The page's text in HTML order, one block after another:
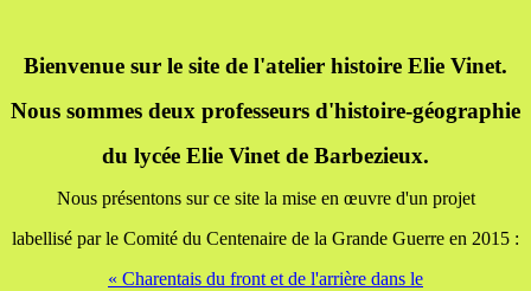
Bienvenue sur le site de l'atelier histoire Elie Vinet.
Nous sommes deux professeurs d'histoire-géographie
du lycée Elie Vinet de Barbezieux.
Nous présentons sur ce site la mise en œuvre d'un projet
labellisé par le Comité du Centenaire de la Grande Guerre en 2015 :
« Charentais du front et de l'arrière dans le